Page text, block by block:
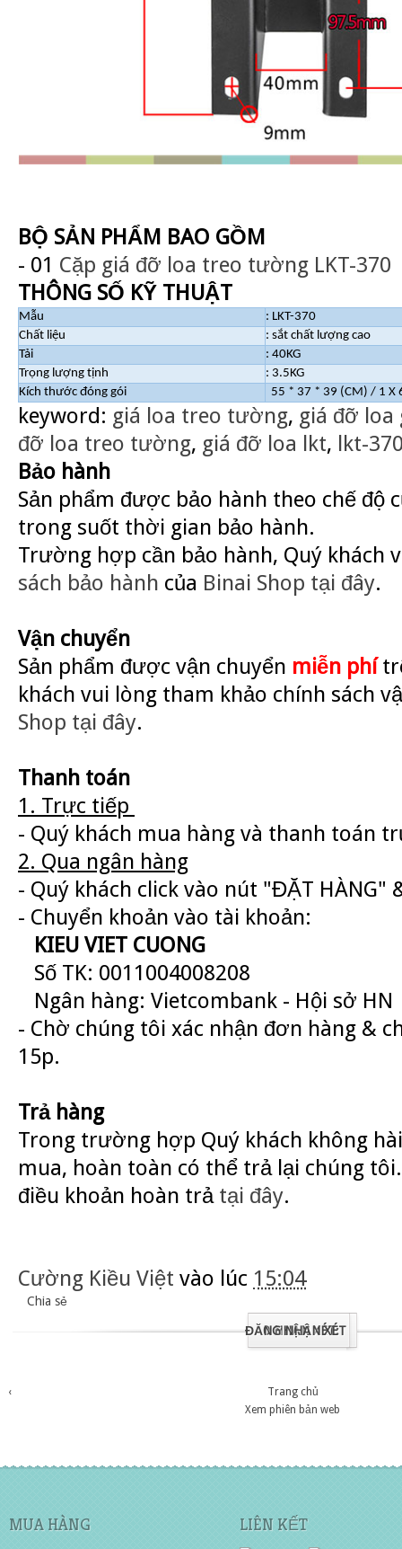
BỘ SẢN PHẨM BAO GỒM
- 01 Cặp giá đỡ loa treo tường LKT-370
THÔNG SỐ KỸ THUẬT
Mẫu
: LKT-370
Chất liệu
: sắt chất lượng cao
Tải
: 40KG
Trọng lượng tịnh
: 3.5KG
Kích thước đóng gói
55 * 37 * 39 (CM) / 1 X
keyword: giá loa treo tường, giá đỡ loa
đỡ loa treo tường, giá đỡ loa lkt,
lkt-
Bảo hành
Sản phẩm được bảo hành theo chế độ
trong suốt thời gian bảo hành.
Trường hợp cần bảo hành, Quý khách
sách bảo hành của Binai Shop tại đây.
Vận chuyển
Sản phẩm được vận chuyển miễn phí
khách vui lòng tham khảo chính sách
Shop tại đây.
Thanh toán
1. Trực tiếp
- Quý khách mua hàng và thanh toán
2. Qua ngân hàng
- Quý khách click vào nút "ĐẶT HÀNG"
- Chuyển khoản vào tài khoản:
KIEU VIET CUONG
Số TK: 0011004008208
Ngân hàng: Vietcombank - Hội sở HN
- Chờ chúng tôi xác nhận đơn hàng &
15p.
Trả hàng
Trong trường hợp Quý khách không
mua, hoàn toàn có thể trả lại chúng
điều khoản hoàn trả tại đây.
Cường Kiều Việt vào lúc 15:04
Chia sẻ
0 NHẬN XÉT:
ĐĂNG NHẬN XÉT
‹
Trang chủ
Xem phiên bản web
MUA HÀNG LIÊN KẾT